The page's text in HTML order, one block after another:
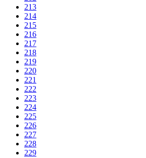
213
214
215
216
217
218
219
220
221
222
223
224
225
226
227
228
229